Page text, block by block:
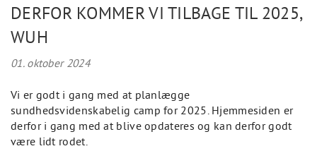
DERFOR KOMMER VI TILBAGE TIL 2025,
WUH
01. oktober 2024
Vi er godt i gang med at planlægge
sundhedsvidenskabelig camp for 2025. Hjemmesiden er
derfor i gang med at blive opdateres og kan derfor godt
være lidt rodet.